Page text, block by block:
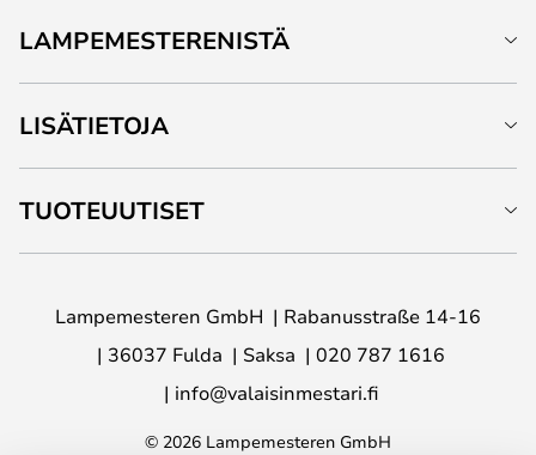
LAMPEMESTERENISTÄ
LISÄTIETOJA
TUOTEUUTISET
Lampemesteren GmbH
Rabanusstraße 14-16
36037 Fulda
Saksa
020 787 1616
info@valaisinmestari.fi
© 2026 Lampemesteren GmbH